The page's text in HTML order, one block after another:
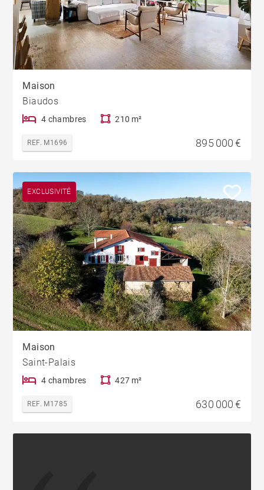
Maison
Biaudos
4 chambres 210 m²
REF. M1696 895 000 €
EXCLUSIVITÉ
Maison
Saint-Palais
4 chambres 427 m²
REF. M1785 630 000 €